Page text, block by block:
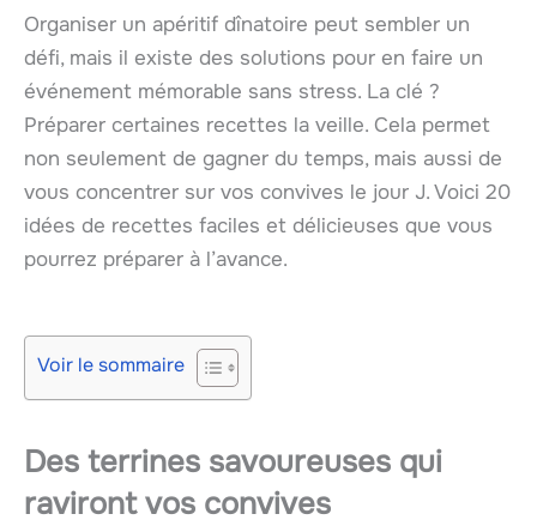
Organiser un apéritif dînatoire peut sembler un
défi, mais il existe des solutions pour en faire un
événement mémorable sans stress. La clé ?
Préparer certaines recettes la veille. Cela permet
non seulement de gagner du temps, mais aussi de
vous concentrer sur vos convives le jour J. Voici 20
idées de recettes faciles et délicieuses que vous
pourrez préparer à l’avance.
Voir le sommaire
Des terrines savoureuses qui
raviront vos convives